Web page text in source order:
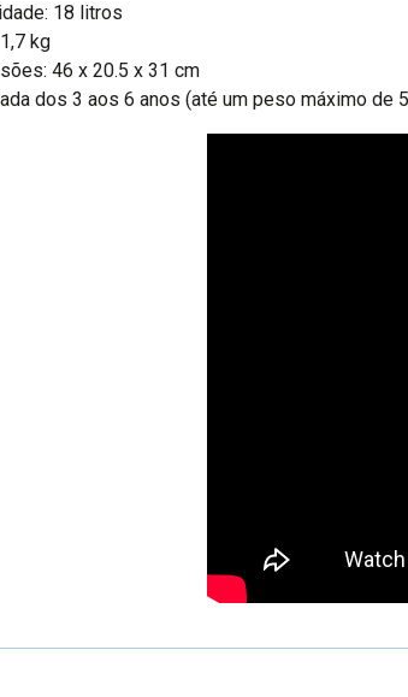
18 litros
kg
46 x 20.5 x 31 cm
dos 3 aos 6 anos (até um peso máximo de